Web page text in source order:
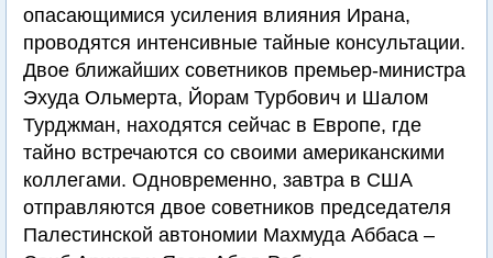
опасающимися усиления влияния Ирана,
проводятся интенсивные тайные консультации.
Двое ближайших советников премьер-министра
Эхуда Ольмерта, Йорам Турбович и Шалом
Турджман, находятся сейчас в Европе, где
тайно встречаются со своими американскими
коллегами. Одновременно, завтра в США
отправляются двое советников председателя
Палестинской автономии Махмуда Аббаса –